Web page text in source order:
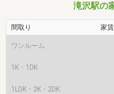
滝沢駅の
間取り 家
ワンルーム
1K・1DK
1LDK・2K・2DK